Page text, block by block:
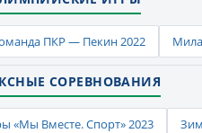
ПКР — Пекин 2022
СОРЕВНОВАНИЯ
«Мы Вместе. Спорт» 2023